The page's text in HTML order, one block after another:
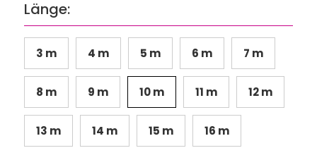
Länge:
3 m 4 m 5 m 6 m 7 m
8 m 9 m 10 m 11 m 12 m
13 m 14 m 15 m 16 m